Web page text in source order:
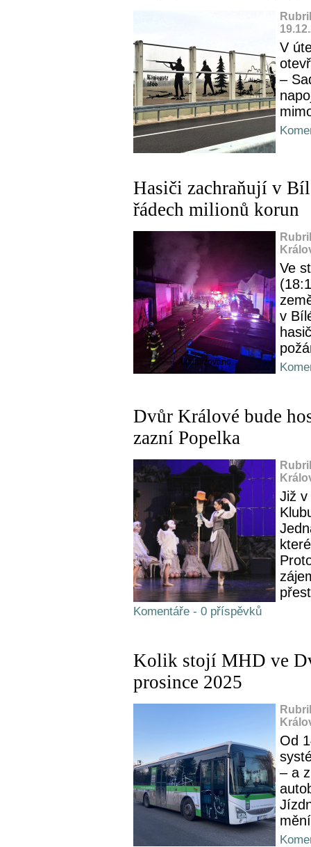
V
–
Hasiči zachraňují v
řádech milionů korun
Aktualizováno
Ve
v
Dvůr Králové bude
zazní Popelka
Již v
Komentáře - 0 příspěvků
Kolik stojí MHD ve
prosince 2025
Od
– a